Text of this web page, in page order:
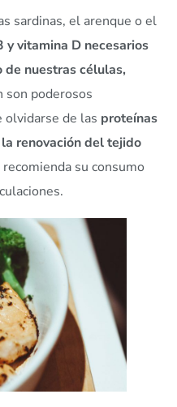
sardinas, el arenque o el
y vitamina D necesarios
nuestras células,
son poderosos
olvidarse de las proteínas
renovación del tejido
recomienda su consumo